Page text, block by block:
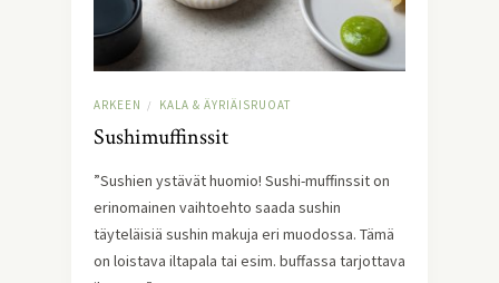
ARKEEN / KALA & ÄYRIÄISRUOAT
Sushimuffinssit
”Sushien ystävät huomio! Sushi-muffinssit on
erinomainen vaihtoehto saada sushin
täyteläisiä sushin makuja eri muodossa. Tämä
on loistava iltapala tai esim. buffassa tarjottava